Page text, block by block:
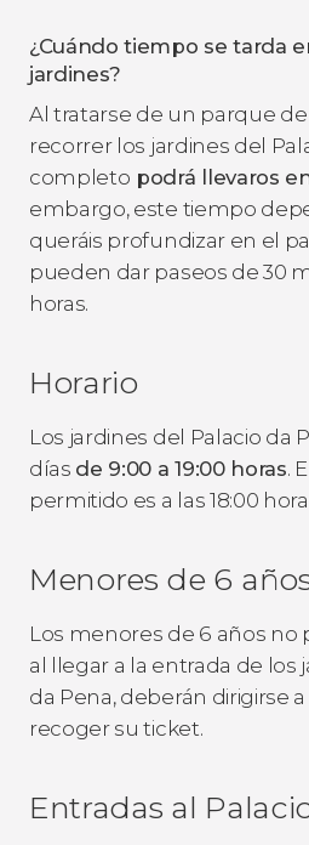
¿Cuándo tiempo se tarda
jardines?
Al tratarse de un parque
recorrer los jardines del
completo podrá llevaros
embargo, este tiempo
queráis profundizar en el
pueden dar paseos de 30
horas.
Horario
Los jardines del Palacio da
días de 9:00 a 19:00 horas.
permitido es a las 18:00
Menores de 6
Los menores de 6 años no
al llegar a la entrada de los
da Pena, deberán dirigirse
recoger su ticket.
Entradas al